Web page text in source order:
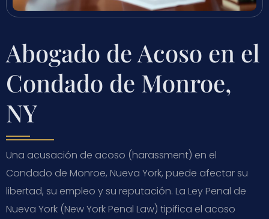
Abogado de Acoso en el
Condado de Monroe,
NY
Una acusación de acoso (harassment) en el
Condado de Monroe, Nueva York, puede afectar su
libertad, su empleo y su reputación. La Ley Penal de
Nueva York (New York Penal Law) tipifica el acoso